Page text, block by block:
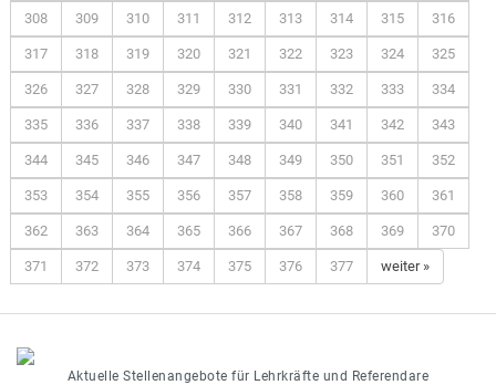
308 309 310 311 312 313 314 315 316
317 318 319 320 321 322 323 324 325
326 327 328 329 330 331 332 333 334
335 336 337 338 339 340 341 342 343
344 345 346 347 348 349 350 351 352
353 354 355 356 357 358 359 360 361
362 363 364 365 366 367 368 369 370
371 372 373 374 375 376 377 weiter »
Aktuelle Stellenangebote für Lehrkräfte und Referendare